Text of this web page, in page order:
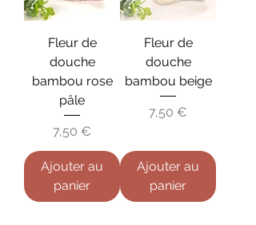
Fleur de
douche
bambou rose
pâle
Prix
7,50 €
Ajouter au
panier
Fleur de
douche
bambou beige
Prix
7,50 €
Ajouter au
panier